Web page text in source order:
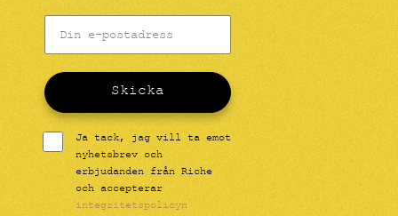
Skicka
Ja tack, jag vill ta emot
nyhetsbrev och
erbjudanden från Riche
och accepterar
integritetspolicyn